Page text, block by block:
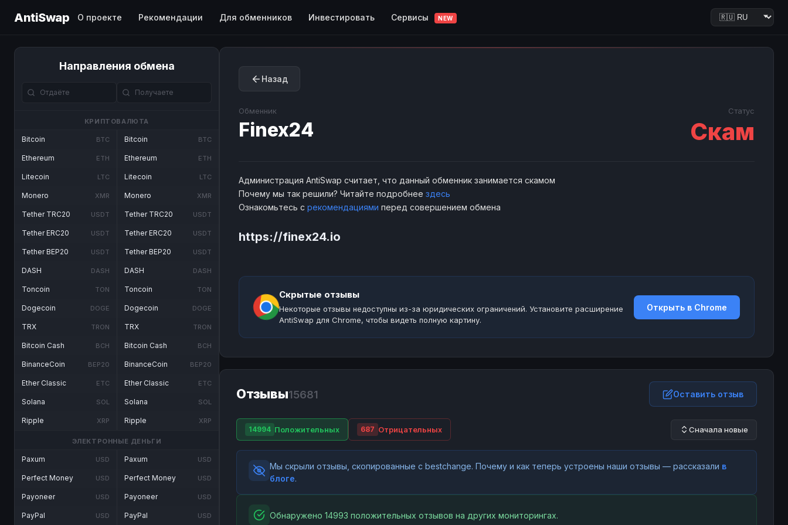
AntiSwap О проекте Рекомендации Для обменников Инвестировать Сервисы NEW
Направления обмена
КРИПТОВАЛЮТА
Bitcoin BTC
Ethereum ETH
Litecoin LTC
Monero XMR
Tether TRC20 USDT
Tether ERC20 USDT
Tether BEP20 USDT
DASH DASH
Toncoin TON
Dogecoin DOGE
TRX TRON
Bitcoin Cash BCH
BinanceCoin BEP20
Ether Classic ETC
Solana SOL
Ripple XRP
Bitcoin BTC
Ethereum ETH
Litecoin LTC
Monero XMR
Tether TRC20 USDT
Tether ERC20 USDT
Tether BEP20 USDT
DASH DASH
Toncoin TON
Dogecoin DOGE
TRX TRON
Bitcoin Cash BCH
BinanceCoin BEP20
Ether Classic ETC
Solana SOL
Ripple XRP
ЭЛЕКТРОННЫЕ ДЕНЬГИ
Paxum USD
Perfect Money USD
Payoneer USD
PayPal USD
Paxum USD
Perfect Money USD
Payoneer USD
PayPal USD
Назад
Обменник
Finex24
Статус
Скам
Администрация AntiSwap считает, что данный обменник занимается скамом
Почему мы так решили? Читайте подробнее здесь
Ознакомьтесь с рекомендациями перед совершением обмена
https://finex24.io
Скрытые отзывы
Некоторые отзывы недоступны из-за юридических ограничений. Установите расширение
AntiSwap для Chrome, чтобы видеть полную картину.
Открыть в Chrome
Отзывы15681 Оставить отзыв
14994 Положительных 687 Отрицательных Сначала новые
Мы скрыли отзывы, скопированные с bestchange. Почему и как теперь устроены наши отзывы — рассказали в
блоге.
Обнаружено 14993 положительных отзывов на других мониторингах.